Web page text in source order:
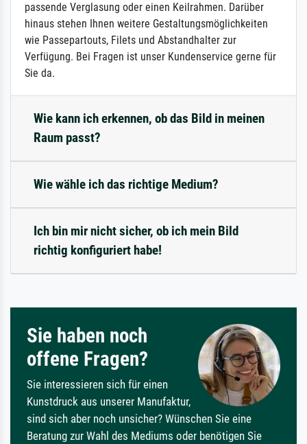
passende Verglasung oder einen Keilrahmen. Darüber
hinaus stehen Ihnen weitere Gestaltungsmöglichkeiten
wie Passepartouts, Filets und Abstandhalter zur
Verfügung. Bei Fragen ist unser Kundenservice gerne für
Sie da.
Wie kann ich erkennen, ob das Bild in meinen
Raum passt?
Wie wähle ich das richtige Medium?
Ich bin mir nicht sicher, ob ich mein Bild
richtig konfiguriert habe!
Sie haben noch
offene Fragen?
Sie interessieren sich für einen
Kunstdruck aus unserer Manufaktur,
sind sich aber noch unsicher? Wünschen Sie eine
Beratung zur Wahl des Mediums oder benötigen Sie